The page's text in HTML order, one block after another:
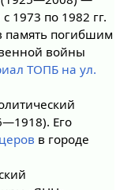
1973 по 1982 гг.
память погибшим
войны
ТОПБ на ул.
Его
в городе